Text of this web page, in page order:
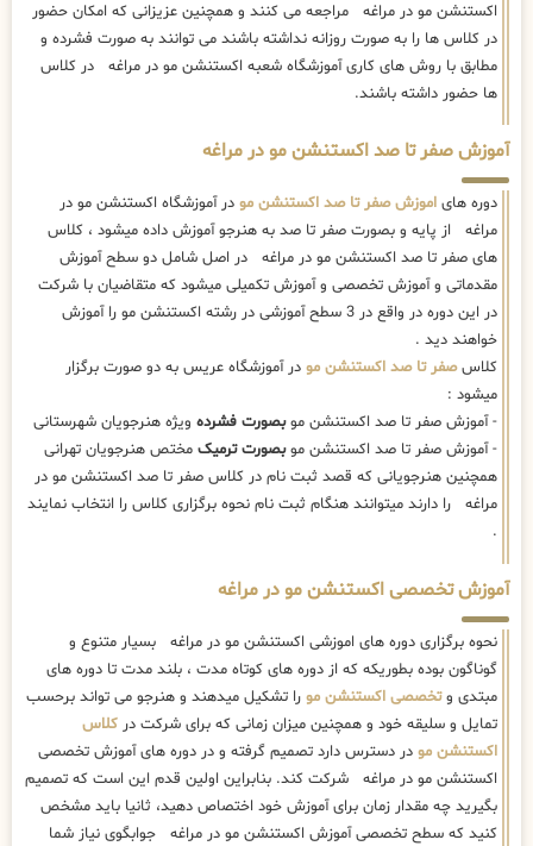
اکستنشن مو در مراغه مراجعه می کنند و همچنین عزیزانی که امکان حضور
در کلاس ها را به صورت روزانه نداشته باشند می توانند به صورت فشرده و
مطابق با روش های کاری آموزشگاه شعبه اکستنشن مو در مراغه در کلاس
ها حضور داشته باشند.
آموزش صفر تا صد اکستنشن مو در مراغه
دوره های اموزش صفر تا صد اکستنشن مو در آموزشگاه اکستنشن مو در
مراغه از پایه و بصورت صفر تا صد به هنرجو آموزش داده میشود ، کلاس
های صفر تا صد اکستنشن مو در مراغه در اصل شامل دو سطح آموزش
مقدماتی و آموزش تخصصی و آموزش تکمیلی میشود که متقاضیان با شرکت
در این دوره در واقع در 3 سطح آموزشی در رشته اکستنشن مو را آموزش
خواهند دید .
کلاسصفر تا صد اکستنشن مو در آموزشگاه عریس به دو صورت برگزار
میشود :
- آموزش صفر تا صد اکستنشن موبصورت فشرده ویژه هنرجویان شهرستانی
- آموزش صفر تا صد اکستنشن موبصورت ترمیک مختص هنرجویان تهرانی
همچنین هنرجویانی که قصد ثبت نام در کلاس صفر تا صد اکستنشن مو در
مراغه را دارند میتوانند هنگام ثبت نام نحوه برگزاری کلاس را انتخاب نمایند
.
آموزش تخصصی اکستنشن مو در مراغه
نحوه برگزاری دوره های اموزشی اکستنشن مو در مراغه بسیار متنوع و
گوناگون بوده بطوریکه که از دوره های کوتاه مدت ، بلند مدت تا دوره های
مبتدی وتخصصی اکستنشن مو را تشکیل میدهند و هنرجو می تواند برحسب
تمایل و سلیقه خود و همچنین میزان زمانی که برای شرکت در کلاس
اکستنشن مو در دسترس دارد تصمیم گرفته و در دوره های آموزش تخصصی
اکستنشن مو در مراغه شرکت کند. بنابراین اولین قدم این است که تصمیم
بگیرید چه مقدار زمان برای آموزش خود اختصاص دهید، ثانیا باید مشخص
کنید که سطح تخصصی آموزش اکستنشن مو در مراغه جوابگوی نیاز شما